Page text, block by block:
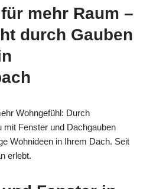
mehr Raum –
durch Gauben
Wohngefühl: Durch
Fenster und Dachgauben
Wohnideen in Ihrem Dach. Seit
erlebt.